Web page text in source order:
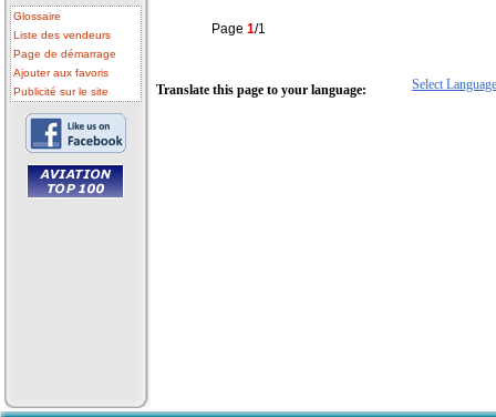
Glossaire
Liste des vendeurs
Page de démarrage
Ajouter aux favoris
Publicité sur le site
Page 1/1
Translate this page to your language: Select Language